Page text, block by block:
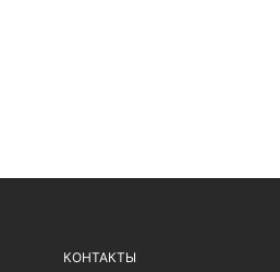
КОНТАКТЫ